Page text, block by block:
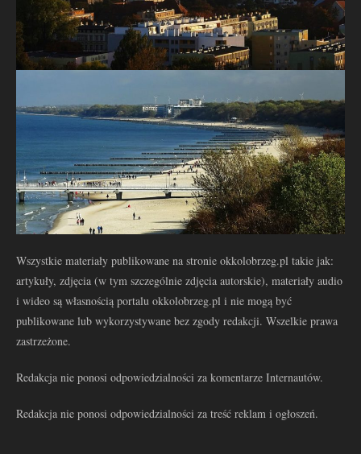
Wszystkie materiały publikowane na stronie okkolobrzeg.pl takie jak:
artykuły, zdjęcia (w tym szczególnie zdjęcia autorskie), materiały audio
i wideo są własnością portalu okkolobrzeg.pl i nie mogą być
publikowane lub wykorzystywane bez zgody redakcji. Wszelkie prawa
zastrzeżone.
Redakcja nie ponosi odpowiedzialności za komentarze Internautów.
Redakcja nie ponosi odpowiedzialności za treść reklam i ogłoszeń.